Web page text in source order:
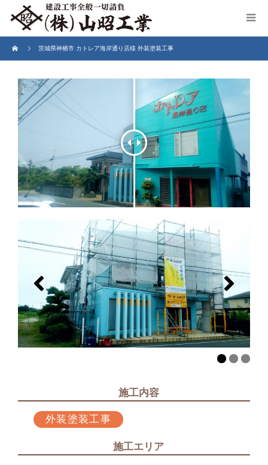
茨城県神栖市 カトレア海岸通り店様 外装塗装工事
施工内容
外装塗装工事
施工エリア